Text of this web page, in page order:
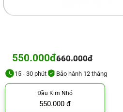
550.000đ660.000đ
15 - 30 phút Bảo hành 12 tháng
Đầu Kim Nhỏ
550.000 đ